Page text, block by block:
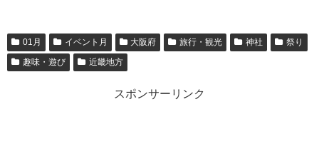
01月 イベント月 大阪府 旅行・観光 神社
祭り
趣味・遊び
近畿地方
スポンサーリンク